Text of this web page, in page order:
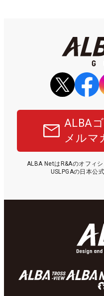
ALBA
メルマ
ALBA NetはR&Aのオフィ
USLPGAの日本公